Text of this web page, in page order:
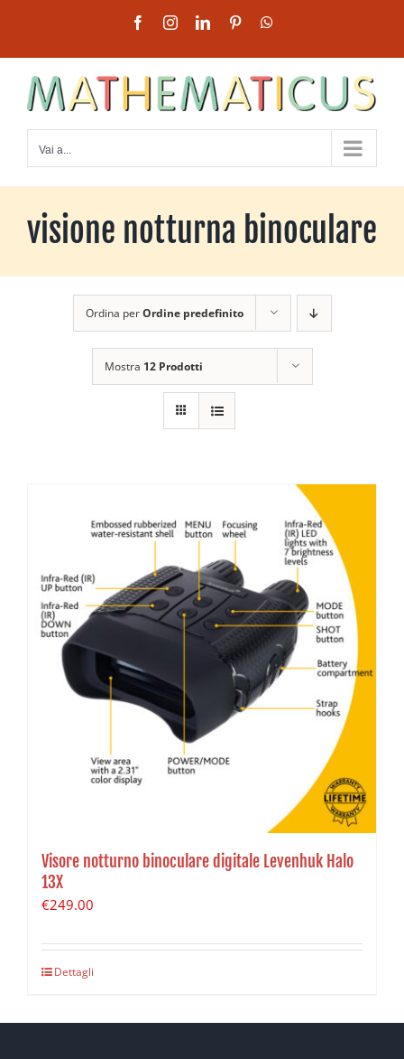
contenuto
FacebookInstagramLinkedInPinterest
Vai a...
visione notturna binoculare
Ordina perOrdine predefinito
Mostra 12 Prodotti
Visore notturno binoculare digitale Levenhuk Halo
13X
€249.00
Dettagli